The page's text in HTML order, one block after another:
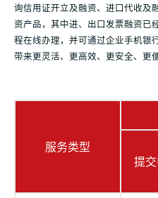
询信用证开立及融资、进口代收及
资产品，其中进、出口发票融资已
程在线办理，并可通过企业手机银
带来更灵活、更高效、更安全、更
服务类型
提